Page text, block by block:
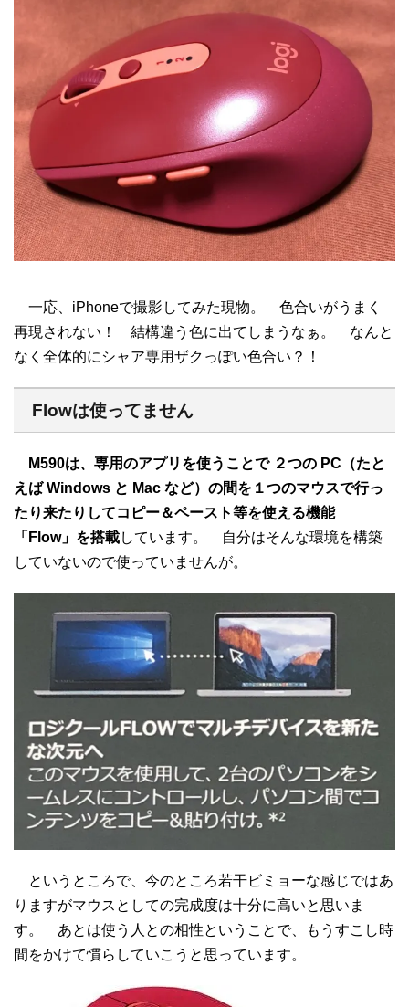
一応、iPhoneで撮影してみた現物。 色合いがうまく
再現されない！ 結構違う色に出てしまうなぁ。 なんと
なく全体的にシャア専用ザクっぽい色合い？！
Flowは使ってません
M590は、専用のアプリを使うことで ２つの PC（たと
えば Windows と Mac など）の間を１つのマウスで行っ
たり来たりしてコピー＆ペースト等を使える機能
「Flow」を搭載しています。 自分はそんな環境を構築
していないので使っていませんが。
というところで、今のところ若干ビミョーな感じではあ
りますがマウスとしての完成度は十分に高いと思いま
す。 あとは使う人との相性ということで、もうすこし時
間をかけて慣らしていこうと思っています。